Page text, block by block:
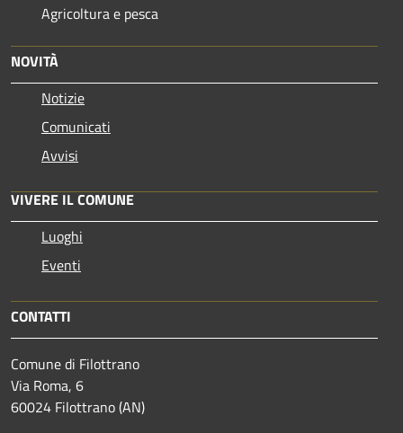
Agricoltura e pesca
NOVITÀ
Notizie
Comunicati
Avvisi
VIVERE IL COMUNE
Luoghi
Eventi
CONTATTI
Comune di Filottrano
Via Roma, 6
60024 Filottrano (AN)